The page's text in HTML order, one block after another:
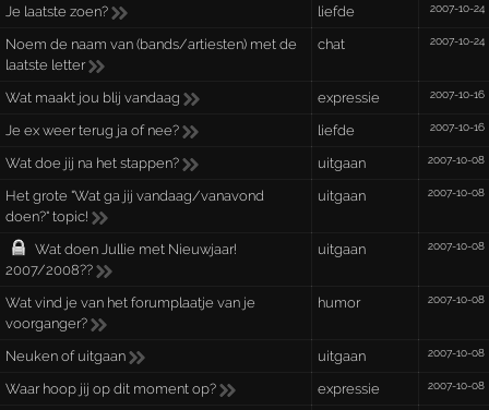
Je laatste zoen? liefde 2007-10-24
Noem de naam van (bands/artiesten) met de
laatste letter
chat 2007-10-24
Wat maakt jou blij vandaag expressie 2007-10-16
Je ex weer terug ja of nee? liefde 2007-10-16
Wat doe jij na het stappen? uitgaan 2007-10-08
Het grote "Wat ga jij vandaag/vanavond
doen?" topic!
uitgaan 2007-10-08
Wat doen Jullie met Nieuwjaar!
2007/2008??
uitgaan 2007-10-08
Wat vind je van het forumplaatje van je
voorganger?
humor 2007-10-08
Neuken of uitgaan uitgaan 2007-10-08
Waar hoop jij op dit moment op? expressie 2007-10-08